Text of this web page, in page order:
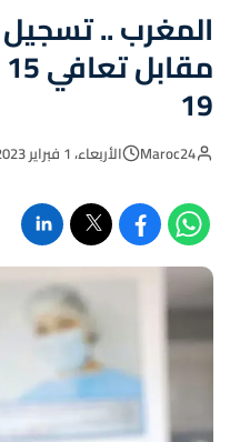
19
Maroc24 الأربعاء، 1 فبراير 2023 - 17:03